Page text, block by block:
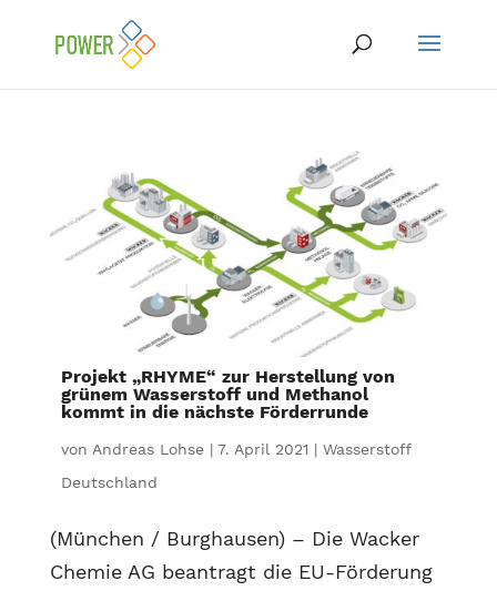
Projekt „RHYME“ zur Herstellung von
grünem Wasserstoff und Methanol
kommt in die nächste Förderrunde
von Andreas Lohse| 7. April 2021 | Wasserstoff
Deutschland
(München / Burghausen) – Die Wacker
Chemie AG beantragt die EU-Förderung